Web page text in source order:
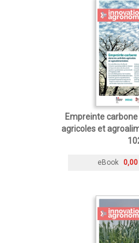
Empreinte
agricoles et
eBook 0,00